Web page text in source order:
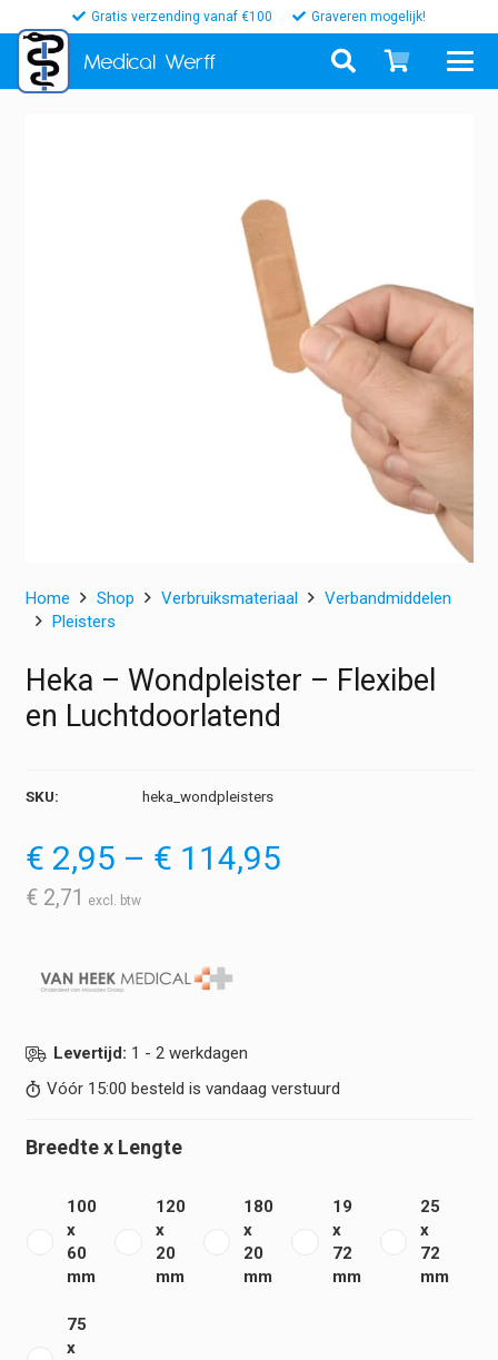
Gratis verzending vanaf €100 Graveren mogelijk!
Medical Werff
Home Shop Verbruiksmateriaal
Verbandmiddelen
Pleisters
Heka – Wondpleister – Flexibel
en Luchtdoorlatend
SKU: heka_wondpleisters
€ 2,95 – € 114,95Prijsklasse:
€ 2,71
Levertijd: 1 - 2 werkdagen
Vóór 15:00 besteld is vandaag verstuurd
Breedte x Lengte
100
x
60
mm
120
x
20
mm
180
x
20
mm
19
x
72
mm
25
x
72
mm
75
x